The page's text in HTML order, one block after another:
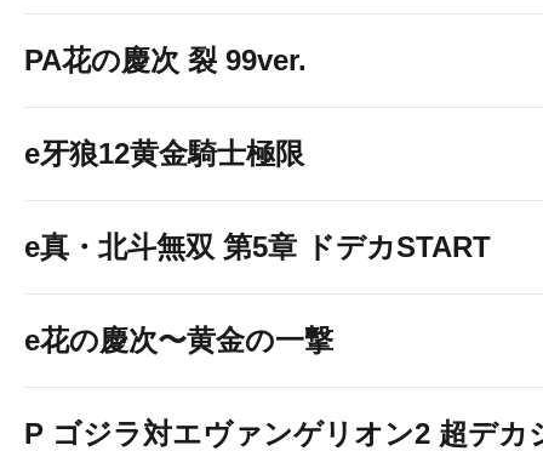
PA花の慶次 裂 99ver.
e牙狼12黄金騎士極限
e真・北斗無双 第5章 ドデカSTART
e花の慶次〜黄金の一撃
P ゴジラ対エヴァンゲリオン2 超デカ